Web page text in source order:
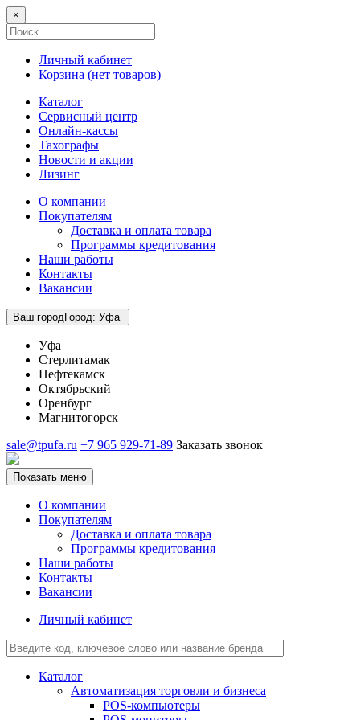
×
Личный кабинет
Корзина (нет товаров)
Каталог
Сервисный центр
Онлайн-кассы
Тахографы
Новости и акции
Лизинг
О компании
Покупателям
Доставка и оплата товара
Программы кредитования
Наши работы
Контакты
Вакансии
Ваш городГород: Уфа
Уфа
Стерлитамак
Нефтекамск
Октябрьский
Оренбург
Магнитогорск
sale@tpufa.ru +7 965 929-71-89 Заказать звонок
Показать меню
О компании
Покупателям
Доставка и оплата товара
Программы кредитования
Наши работы
Контакты
Вакансии
Личный кабинет
Каталог
Автоматизация торговли и бизнеса
POS-компьютеры